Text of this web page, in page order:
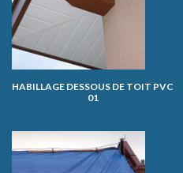
HABILLAGE DESSOUS DE TOIT PVC
01